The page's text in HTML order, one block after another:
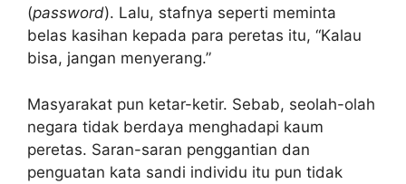
(password). Lalu, stafnya seperti meminta
belas kasihan kepada para peretas itu, “Kalau
bisa, jangan menyerang.”
Masyarakat pun ketar-ketir. Sebab, seolah-olah
negara tidak berdaya menghadapi kaum
peretas. Saran-saran penggantian dan
penguatan kata sandi individu itu pun tidak